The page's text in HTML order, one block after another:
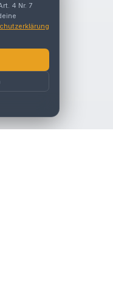
4 Nr. 7